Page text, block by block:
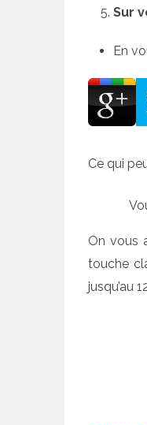
Sur
En
Ce qui
On vous
touche
jusqu’au